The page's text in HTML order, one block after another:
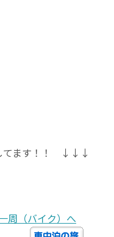
ます！！ ↓↓↓